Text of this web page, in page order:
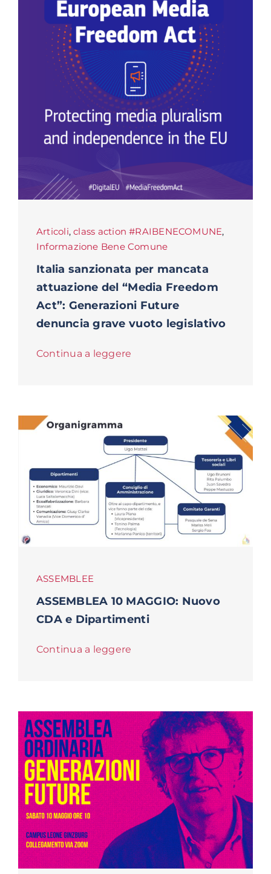
CONTATTI
Articoli,class action #RAIBENECOMUNE,
Informazione Bene Comune
Italia sanzionata per mancata
attuazione del “Media Freedom
Act”: Generazioni Future
denuncia grave vuoto legislativo
Continua a leggere
ASSEMBLEE
ASSEMBLEA 10 MAGGIO: Nuovo
CDA e Dipartimenti
Continua a leggere